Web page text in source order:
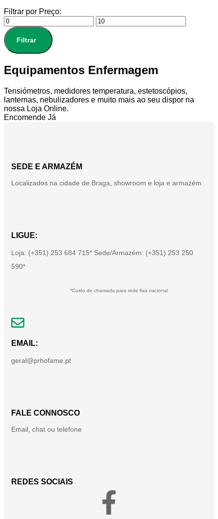
Filtrar por Preço:
Filtrar
Equipamentos Enfermagem
Tensiómetros, medidores temperatura, estetoscópios,
lanternas, nebulizadores e muito mais ao seu dispor na
nossa Loja Online.
Encomende Já
SEDE E ARMAZÉM
Localizados na cidade de Braga, showroom e loja e armazém.
LIGUE:
Loja: (+351) 253 684 715* Sede/Armazém: (+351) 253 250
590*
*Custo de chamada para rede fixa nacional
EMAIL:
geral@prhofame.pt
FALE CONNOSCO
Email, chat ou telefone
REDES SOCIAIS